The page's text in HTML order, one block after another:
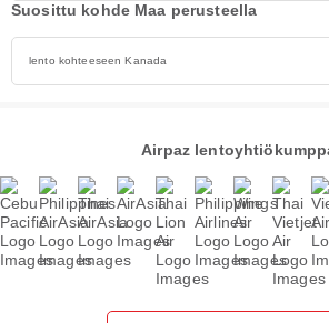
Suosittu kohde Maa perusteella
lento kohteeseen Kanada
Airpaz